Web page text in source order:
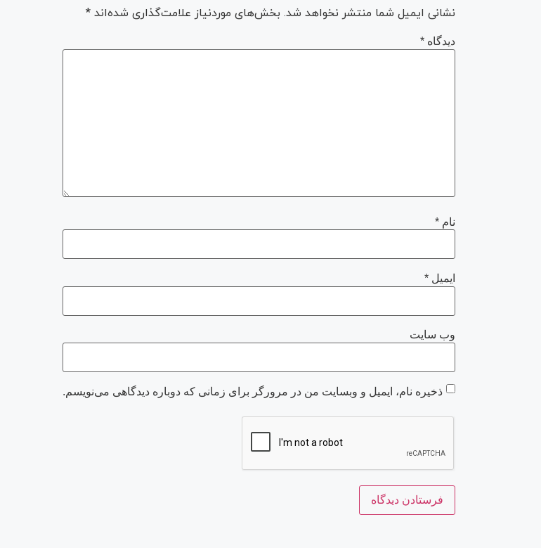
نشانی ایمیل شما منتشر نخواهد شد. بخش‌های موردنیاز علامت‌گذاری شده‌اند *
دیدگاه *
نام *
ایمیل *
وب‌ سایت
ذخیره نام، ایمیل و وبسایت من در مرورگر برای زمانی که دوباره دیدگاهی می‌نویسم.